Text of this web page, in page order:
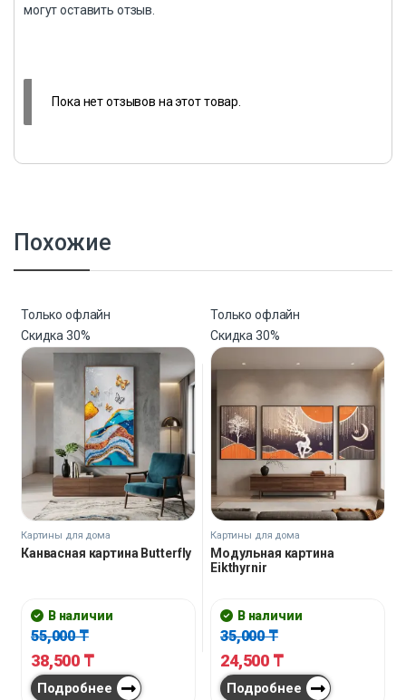
могут оставить отзыв.
Пока нет отзывов на этот товар.
Похожие
Только офлайн
Скидка30%
Картины для дома
Канвасная картина Butterfly
В наличии
55,000₸
38,500 ₸
Подробнее
Только офлайн
Скидка30%
Картины для дома
Модульная картина
Eikthyrnir
В наличии
35,000₸
24,500 ₸
Подробнее